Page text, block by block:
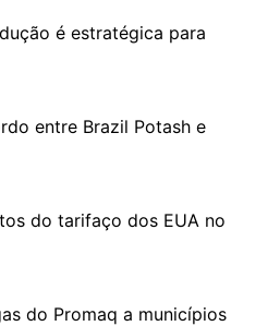
é estratégica para
entre Brazil Potash e
do tarifaço dos EUA no
do Promaq a municípios